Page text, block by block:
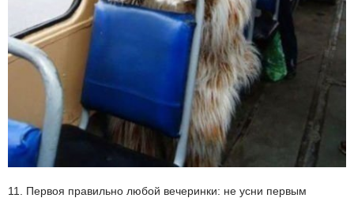
11. Первоя правильно любой вечеринки: не усни первым